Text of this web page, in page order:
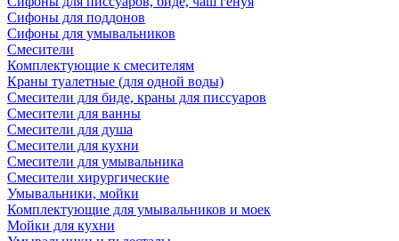
Сифоны для поддонов
Сифоны для умывальников
Смесители
Комплектующие к смесителям
Краны туалетные (для одной воды)
Смесители для биде, краны для писсуаров
Смесители для ванны
Смесители для душа
Смесители для кухни
Смесители для умывальника
Смесители хирургические
Умывальники, мойки
Комплектующие для умывальников и моек
Мойки для кухни